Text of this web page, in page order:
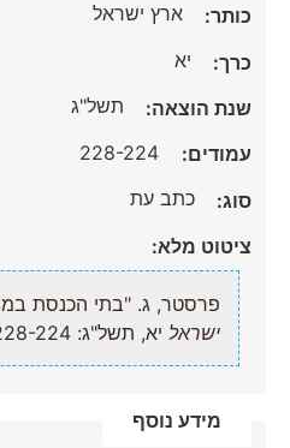
כותר: ארץ ישראל
כרך: יא
שנת הוצאה: תשל"ג
עמודים: 228-224
סוג: כתב עת
ציטוט מלא:
פרסטר, ג. "בתי הכנסת במצדה ובהרודיון"
ישראל יא, תשל"ג: 228-224.
מידע נוסף